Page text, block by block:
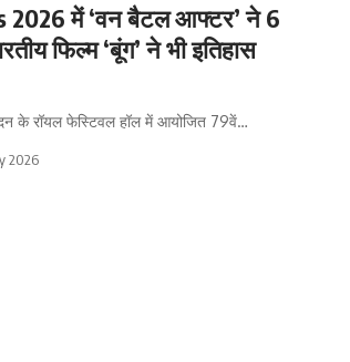
2026 में ‘वन बैटल आफ्टर’ ने 6
फिल्म ‘बूंग’ ने भी इतिहास
के रॉयल फेस्टिवल हॉल में आयोजित 79वें…
2026